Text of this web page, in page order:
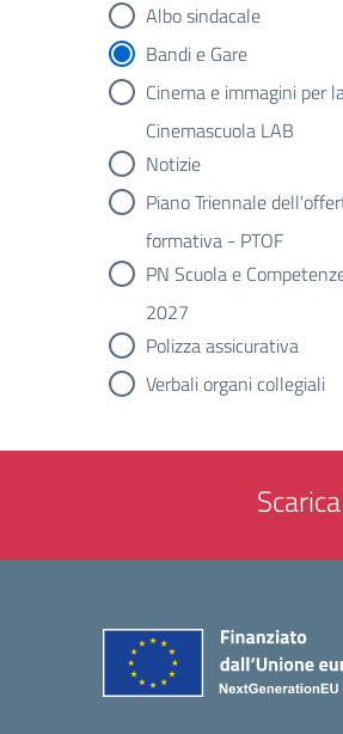
tipologia di articoli
Albo sindacale
Bandi e Gare
Cinema e immagini per
Cinemascuola LAB
Notizie
Piano Triennale
formativa - PTOF
PN Scuola e
2027
Polizza assicurativa
Verbali organi collegiali